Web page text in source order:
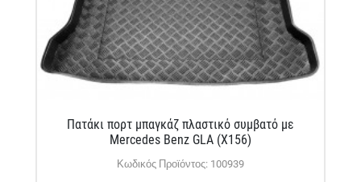
Πατάκι πορτ μπαγκάζ πλαστικό συμβατό με
Mercedes Benz GLA (X156)
Κωδικός Προϊόντος: 100939